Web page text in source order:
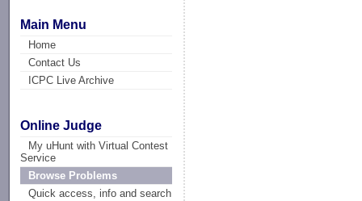
Main Menu
Home
Contact Us
ICPC Live Archive
Online Judge
My uHunt with Virtual Contest
Service
Browse Problems
Quick access, info and search